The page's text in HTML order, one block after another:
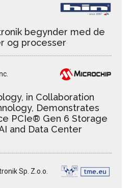
begynder med de
og processer
in Collaboration
Demonstrates
PCIe® Gen 6 Storage
and Data Center
Sp. Z.o.o.